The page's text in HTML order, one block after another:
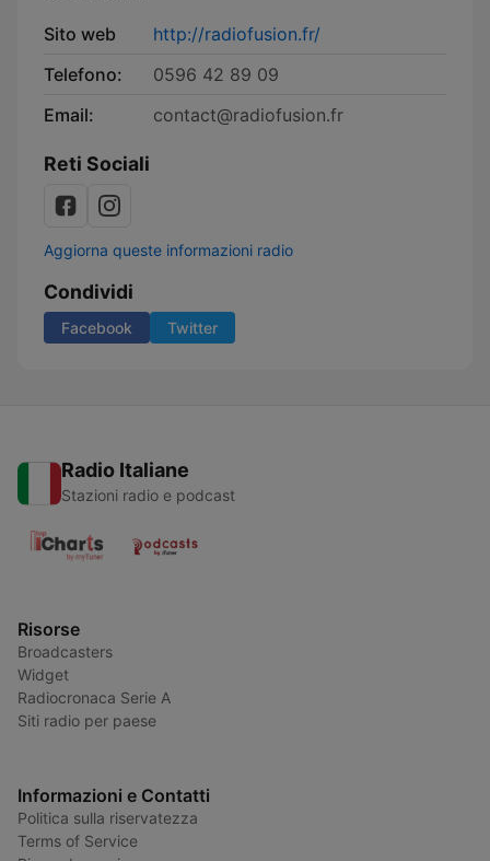
Sito web
http://radiofusion.fr/
Telefono:
0596 42 89 09
Email:
contact@radiofusion.fr
Reti Sociali
Aggiorna queste informazioni radio
Condividi
Facebook Twitter
Radio Italiane
Stazioni radio e podcast
Risorse
Broadcasters
Widget
Radiocronaca Serie A
Siti radio per paese
Informazioni e Contatti
Politica sulla riservatezza
Terms of Service